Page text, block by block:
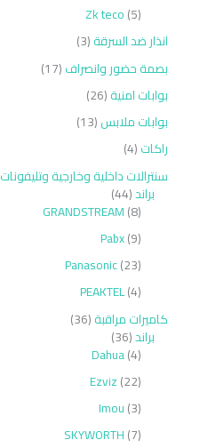
Zk teco 5
انذار ضد السرقة 3
بصمة حضور وانصراف 17
بوابات امنية 26
بوابات ملابس 13
راكات 4
سنترالات داخلية وخارجية وتليفونات
براند 44
GRANDSTREAM 8
Pabx 9
Panasonic 23
PEAKTEL 4
كاميرات مراقبة 36
براند 36
Dahua 4
Ezviz 22
Imou 3
SKYWORTH 7